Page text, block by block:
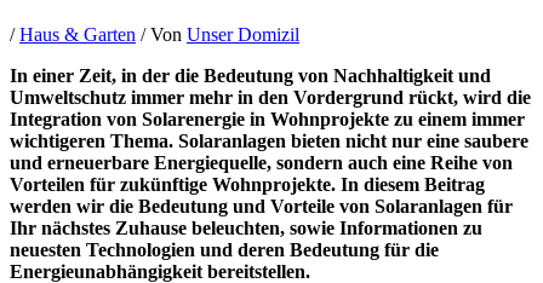
/Haus & Garten / Von Unser Domizil
In einer Zeit, in der die Bedeutung von Nachhaltigkeit und
Umweltschutz immer mehr in den Vordergrund rückt, wird die
Integration von Solarenergie in Wohnprojekte zu einem immer
wichtigeren Thema. Solaranlagen bieten nicht nur eine saubere
und erneuerbare Energiequelle, sondern auch eine Reihe von
Vorteilen für zukünftige Wohnprojekte. In diesem Beitrag
werden wir die Bedeutung und Vorteile von Solaranlagen für
Ihr nächstes Zuhause beleuchten, sowie Informationen zu
neuesten Technologien und deren Bedeutung für die
Energieunabhängigkeit bereitstellen.